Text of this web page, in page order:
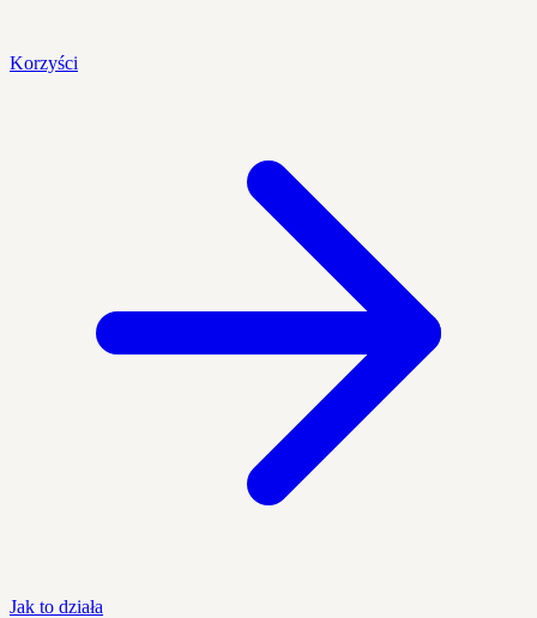
Korzyści
Jak to działa